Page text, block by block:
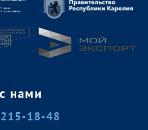
нами
18-48